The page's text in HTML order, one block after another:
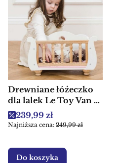
Drewniane łóżeczko
dla lalek Le Toy Van -
Drewniana zabawka
edukacyjna
Cena promocyjna
239,99 zł
Najniższa cena: 249,99 zł
Do koszyka